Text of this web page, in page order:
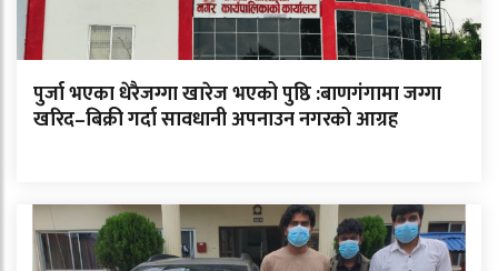
पुर्जा भएका धेरैजग्गा खारेज भएको पुष्ठि :बाणगंगामा जग्गा
खरिद–बिक्री गर्दा सावधानी अपनाउन नगरको आग्रह